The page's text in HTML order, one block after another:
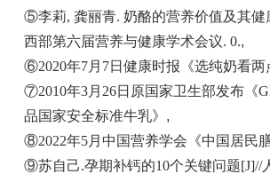
⑤李莉, 龚丽青. 奶酪的营养价值及其健
西部第六届营养与健康学术会议. 0.,
⑥2020年7月7日健康时报《选纯奶看两
⑦2010年3月26日原国家卫生部发布《
品国家安全标准牛乳》 ,
⑧2022年5月中国营养学会《中国居民膳
⑨苏自己.孕期补钙的10个关键问题[J]//